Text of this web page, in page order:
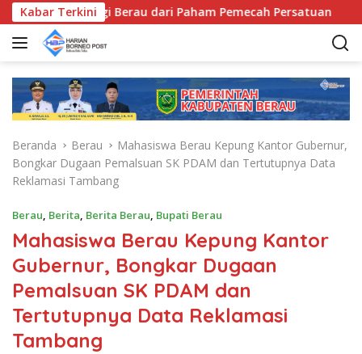
a
Kabar TerkiniBerau dari Paham Pemecah Persatuan Sri
Beranda Berau
Mahasiswa Berau Kepung Kantor Gubernur,
Bongkar Dugaan Pemalsuan SK PDAM dan Tertutupnya Data
Reklamasi Tambang
Berau, Berita, Berita Berau, Bupati Berau
Mahasiswa Berau Kepung Kantor
Gubernur, Bongkar Dugaan
Pemalsuan SK PDAM dan
Tertutupnya Data Reklamasi
Tambang